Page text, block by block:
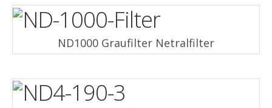
ND1000 Graufilter Netralfilter